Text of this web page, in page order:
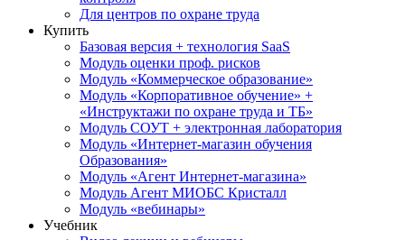
Для центров по охране труда
Купить
Базовая версия + технология SaaS
Модуль оценки проф. рисков
Модуль «Коммерческое образование»
Модуль «Корпоративное обучение» +
«Инструктажи по охране труда и ТБ»
Модуль СОУТ + электронная лаборатория
Модуль «Интернет-магазин обучения
Образования»
Модуль «Агент Интернет-магазина»
Модуль Агент МИОБС Кристалл
Модуль «вебинары»
Учебник